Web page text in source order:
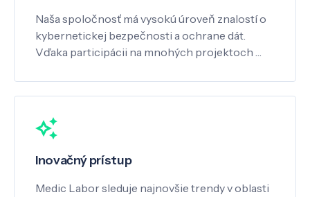
Naša spoločnosť má vysokú úroveň znalostí o
kybernetickej bezpečnosti a ochrane dát.
Vďaka participácii na mnohých projektoch …
Inovačný prístup
Medic Labor sleduje najnovšie trendy v oblasti